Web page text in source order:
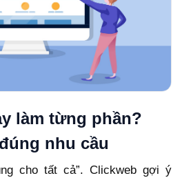
làm từng phần?
nhu cầu
cho tất cả”. Clickweb gợi ý